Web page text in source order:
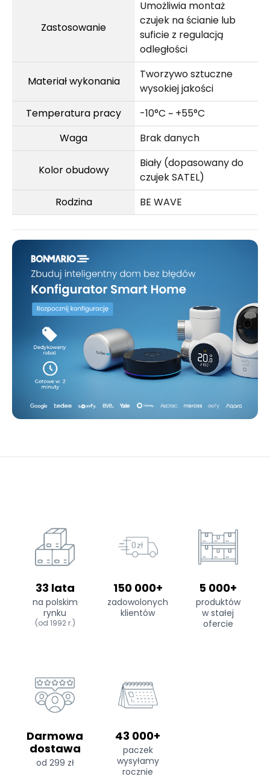
Zastosowanie
Umożliwia montaż
czujek na ścianie lub
suficie z regulacją
odległości
Materiał wykonania
Tworzywo sztuczne
wysokiej jakości
Temperatura pracy
-10°C ~ +55°C
Waga
Brak danych
Kolor obudowy
Biały (dopasowany do
czujek SATEL)
Rodzina
BE WAVE
33 lata
na polskim
rynku
(od 1992 r.)
150 000+
zadowolonych
klientów
5 000+
produktów
w stałej
ofercie
Darmowa
dostawa
od 299 zł
43 000+
paczek
wysyłamy
rocznie